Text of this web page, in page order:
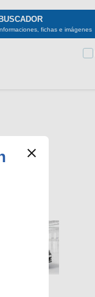
BUSCADOR
fichas e imágenes